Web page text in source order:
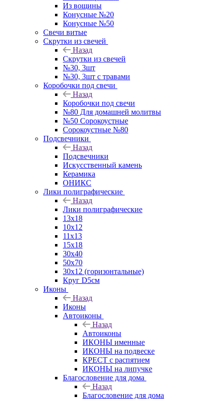
Из вощины
Конусные №20
Конусные №50
Свечи витые
Скрутки из свечей
Назад
Скрутки из свечей
№30, 3шт
№30, 3шт с травами
Коробочки под свечи
Назад
Коробочки под свечи
№80 Для домашней молитвы
№50 Сорокоустные
Сорокоустные №80
Подсвечники
Назад
Подсвечники
Искусственный камень
Керамика
ОНИКС
Лики полиграфические
Назад
Лики полиграфические
13x18
10x12
11х13
15х18
30x40
50x70
30x12 (горизонтальные)
Круг D5см
Иконы
Назад
Иконы
Автоиконы
Назад
Автоиконы
ИКОНЫ именные
ИКОНЫ на подвеске
КРЕСТ с распятием
ИКОНЫ на липучке
Благословение для дома
Назад
Благословение для дома